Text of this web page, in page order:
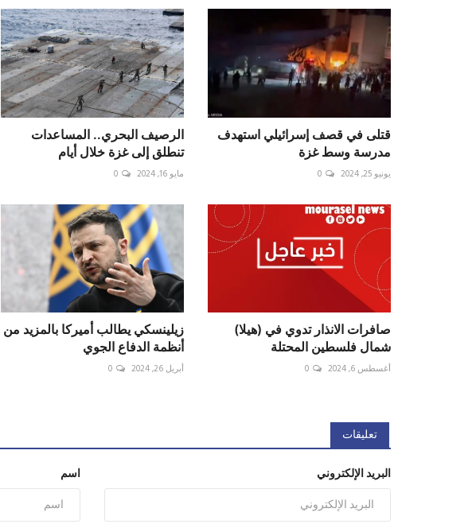
قتلى في قصف إسرائيلي استهدف
مدرسة وسط غزة
يونيو 25, 2024 0
الرصيف البحري.. المساعدات
تنطلق إلى غزة خلال أيام
مايو 16, 2024 0
صافرات الانذار تدوي في (هيلا)
شمال فلسطين المحتلة
أغسطس 6, 2024 0
زيلينسكي يطالب أميركا بالمزيد من
أنظمة الدفاع الجوي
أبريل 26, 2024 0
تعليقات
اسم البريد الإلكتروني